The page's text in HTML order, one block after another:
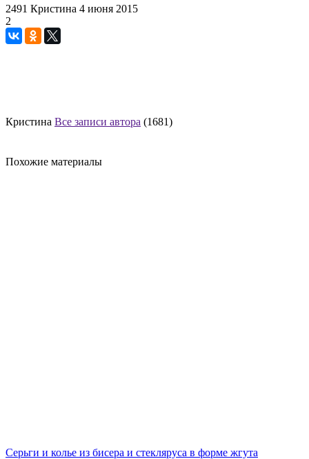
2491 Кристина 4 июня 2015
2
Кристина Все записи автора (1681)
Похожие материалы
Cерьги и колье из бисера и стекляруса в форме жгута